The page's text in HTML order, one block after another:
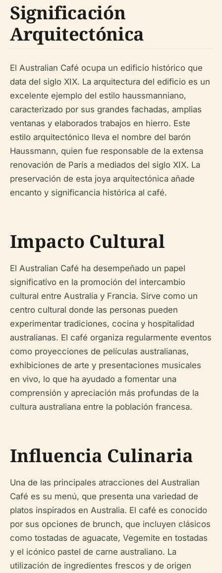
Significación
Arquitectónica
El Australian Café ocupa un edificio histórico que
data del siglo XIX. La arquitectura del edificio es un
excelente ejemplo del estilo haussmanniano,
caracterizado por sus grandes fachadas, amplias
ventanas y elaborados trabajos en hierro. Este
estilo arquitectónico lleva el nombre del barón
Haussmann, quien fue responsable de la extensa
renovación de París a mediados del siglo XIX. La
preservación de esta joya arquitectónica añade
encanto y significancia histórica al café.
Impacto Cultural
El Australian Café ha desempeñado un papel
significativo en la promoción del intercambio
cultural entre Australia y Francia. Sirve como un
centro cultural donde las personas pueden
experimentar tradiciones, cocina y hospitalidad
australianas. El café organiza regularmente eventos
como proyecciones de películas australianas,
exhibiciones de arte y presentaciones musicales
en vivo, lo que ha ayudado a fomentar una
comprensión y apreciación más profundas de la
cultura australiana entre la población francesa.
Influencia Culinaria
Una de las principales atracciones del Australian
Café es su menú, que presenta una variedad de
platos inspirados en Australia. El café es conocido
por sus opciones de brunch, que incluyen clásicos
como tostadas de aguacate, Vegemite en tostadas
y el icónico pastel de carne australiano. La
utilización de ingredientes frescos y de origen